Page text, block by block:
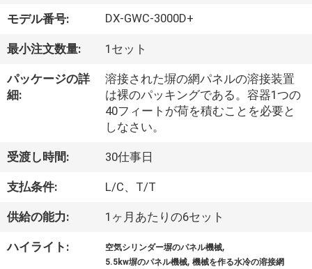
ー
に
つ
い
て
モデル番号: DX-GWC-3000D+
最小注文数量: 1セット
パッケージの詳
細:
溶接された塀の網パネルの溶接装置
は裸のパッキングである。容器1つの
40フィートが荷を積むことを必要と
しなさい。
受渡し時間: 30仕事日
支払条件: L/C、T/T
供給の能力: 1ヶ月あたりの6セット
ハイライト: 空気シリンダー塀のパネル機械,
5.5kw塀のパネル機械,機械を作る水冷の溶接網